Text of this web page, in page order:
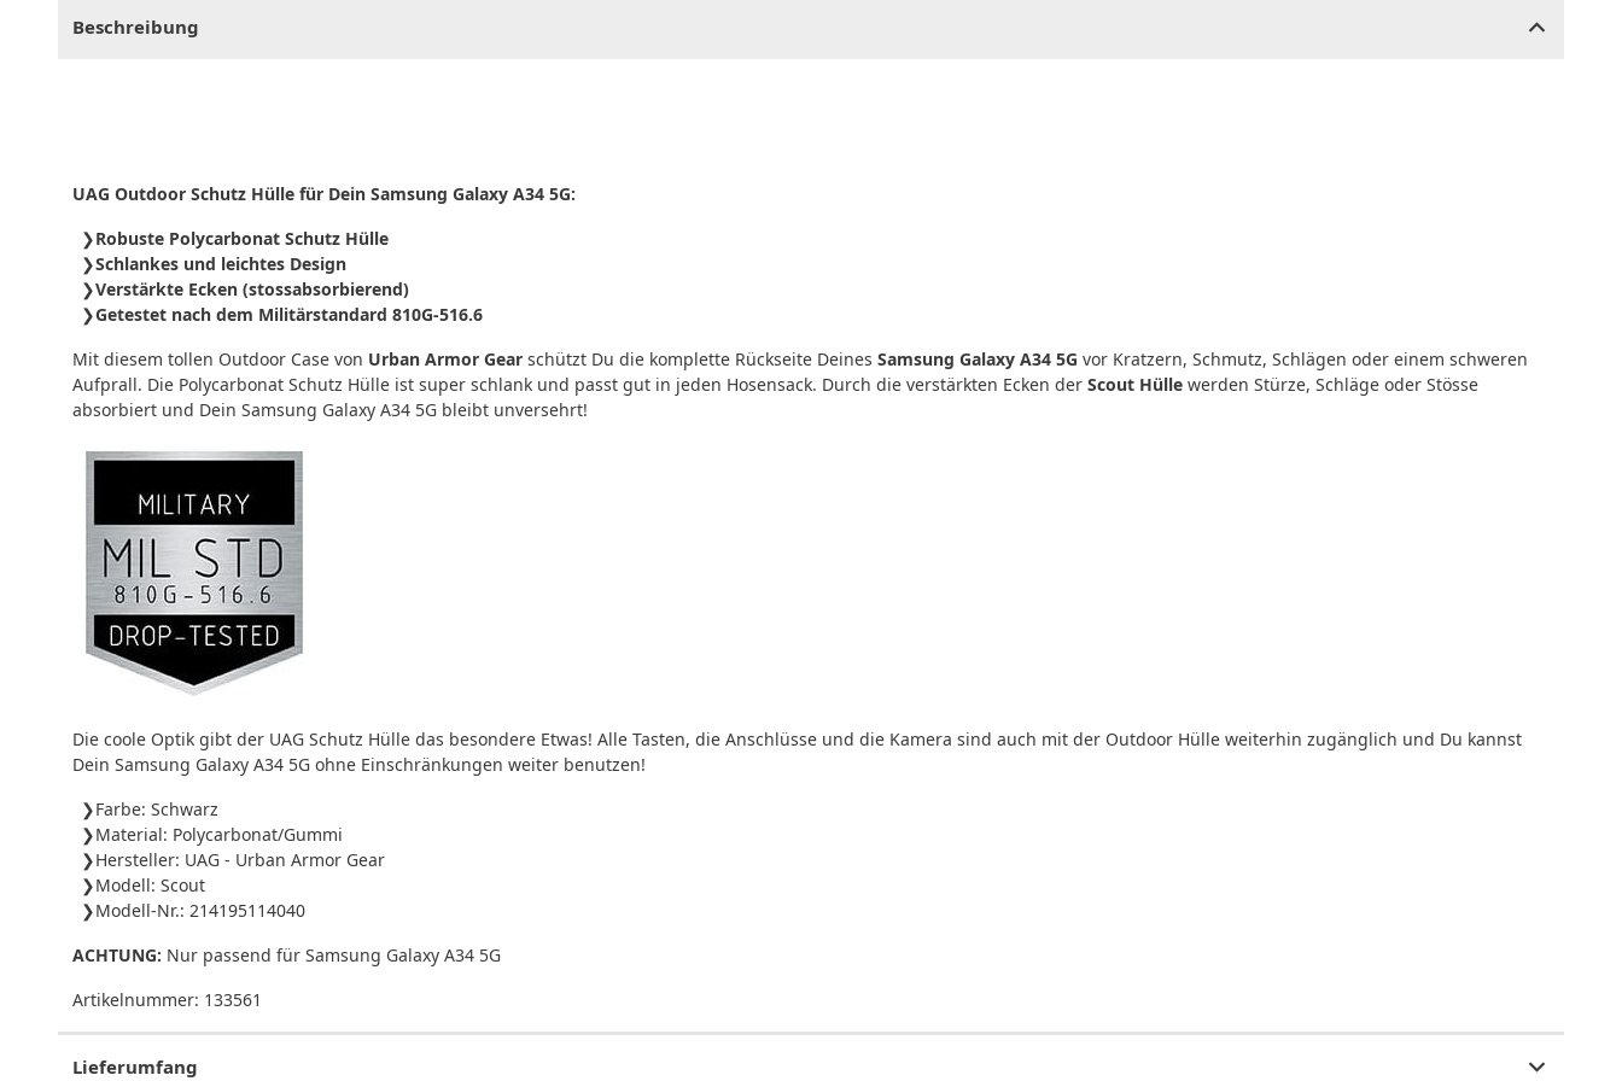
Beschreibung
UAG Outdoor Schutz Hülle für Dein Samsung Galaxy A34 5G:
Robuste Polycarbonat Schutz Hülle
Schlankes und leichtes Design
Verstärkte Ecken (stossabsorbierend)
Getestet nach dem Militärstandard 810G-516.6
Mit diesem tollen Outdoor Case von Urban Armor Gear schützt Du die komplette Rückseite Deines Samsung Galaxy A34 5G vor Kratzern, Schmutz, Schlägen oder einem schweren
Aufprall. Die Polycarbonat Schutz Hülle ist super schlank und passt gut in jeden Hosensack. Durch die verstärkten Ecken der Scout Hülle werden Stürze, Schläge oder Stösse
absorbiert und Dein Samsung Galaxy A34 5G bleibt unversehrt!
Die coole Optik gibt der UAG Schutz Hülle das besondere Etwas! Alle Tasten, die Anschlüsse und die Kamera sind auch mit der Outdoor Hülle weiterhin zugänglich und Du kannst
Dein Samsung Galaxy A34 5G ohne Einschränkungen weiter benutzen!
Farbe: Schwarz
Material: Polycarbonat/Gummi
Hersteller: UAG - Urban Armor Gear
Modell: Scout
Modell-Nr.: 214195114040
ACHTUNG: Nur passend für Samsung Galaxy A34 5G
Artikelnummer: 133561
Lieferumfang